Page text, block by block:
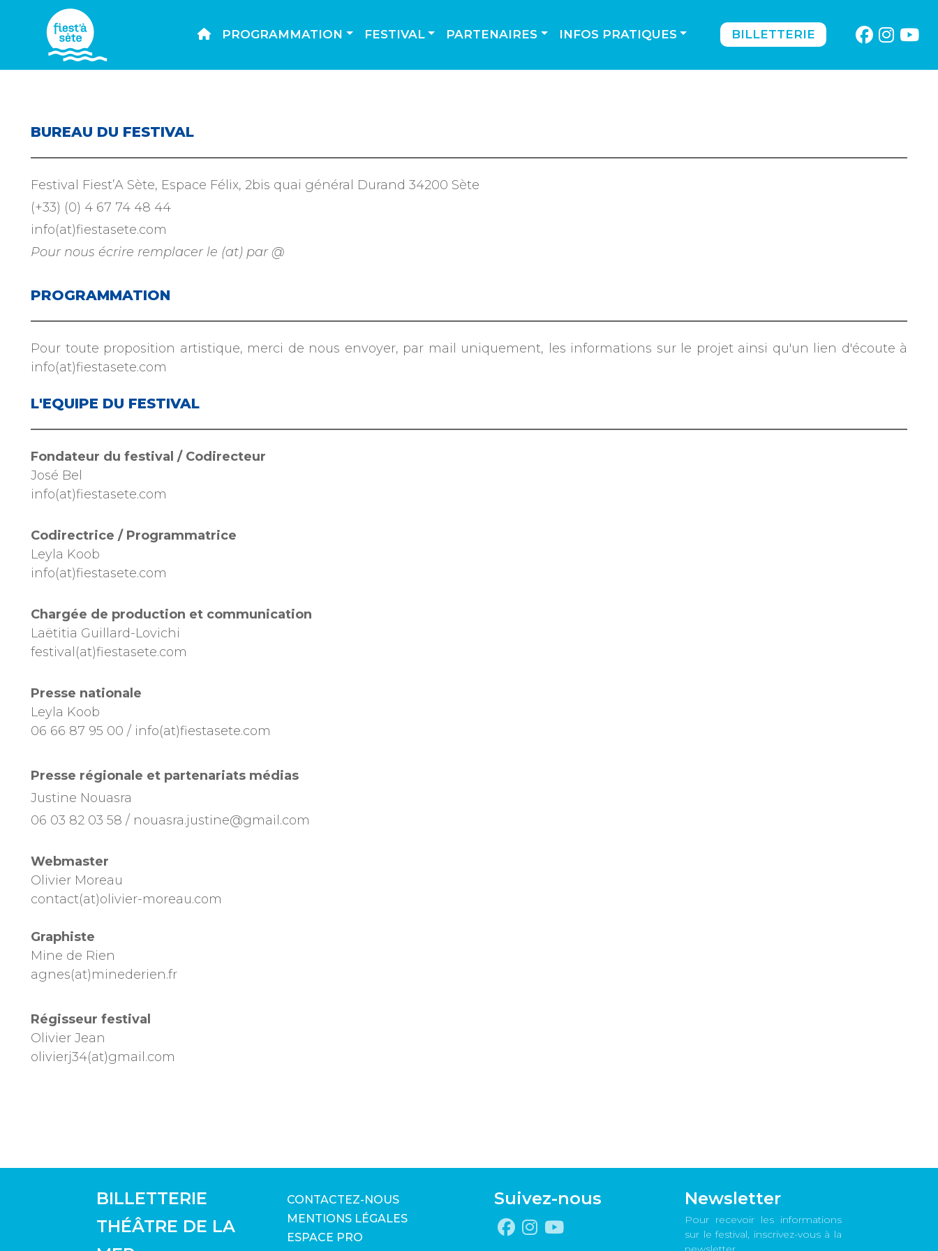
PROGRAMMATION FESTIVAL PARTENAIRES INFOS PRATIQUES BILLETTERIE
BUREAU DU FESTIVAL
Festival Fiest’A Sète, Espace Félix, 2bis quai général Durand 34200 Sète
(+33) (0) 4 67 74 48 44
info(at)fiestasete.com
Pour nous écrire remplacer le (at) par @
PROGRAMMATION
Pour toute proposition artistique, merci de nous envoyer, par mail uniquement, les informations sur le projet ainsi qu'un lien d'écoute à
info(at)fiestasete.com
L'EQUIPE DU FESTIVAL
Fondateur du festival / Codirecteur
José Bel
info(at)fiestasete.com
Codirectrice / Programmatrice
Leyla Koob
info(at)fiestasete.com
Chargée de production et communication
Laëtitia Guillard-Lovichi
festival(at)fiestasete.com
Presse nationale
Leyla Koob
06 66 87 95 00 / info(at)fiestasete.com
Presse régionale et partenariats médias
Justine Nouasra
06 03 82 03 58 / nouasra.justine@gmail.com
Webmaster
Olivier Moreau
contact(at)olivier-moreau.com
Graphiste
Mine de Rien
agnes(at)minederien.fr
Régisseur festival
Olivier Jean
olivierj34(at)gmail.com
BILLETTERIE
THÉÂTRE DE LA
CONTACTEZ-NOUS
MENTIONS LÉGALES
ESPACE PRO
Suivez-nous Newsletter
Pour recevoir les informations
sur le festival, inscrivez-vous à la